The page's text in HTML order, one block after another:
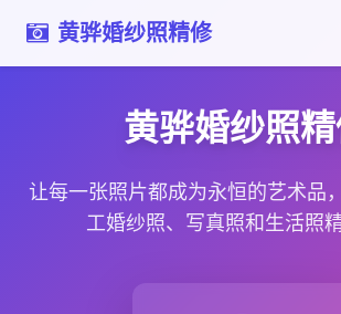
黄骅婚纱照精修
黄骅婚纱照
让每一张照片都成为永恒的艺术品
工婚纱照、写真照和生活照